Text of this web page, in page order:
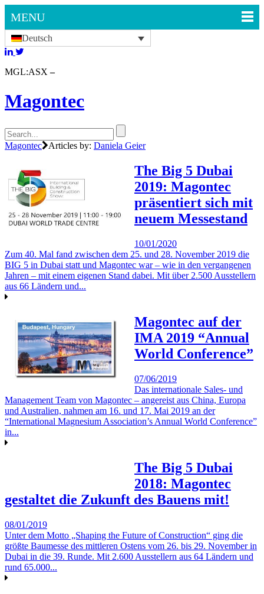
MENU
Deutsch
MGL:ASX
Magontec
Magontec Articles by: Daniela Geier
The Big 5 Dubai
2019: Magontec
präsentiert sich mit
neuem Messestand
10/01/2020
Zum 40. Mal fand zwischen dem 25. und 28. November 2019 die
BIG 5 in Dubai statt und Magontec war – wie in den vergangenen
Jahren – mit einem eigenen Stand dabei. Mit über 2.500 Ausstellern
aus 66 Ländern und...
Magontec auf der
IMA 2019 “Annual
World Conference”
07/06/2019
Das internationale Sales- und
Management Team von Magontec – angereist aus China, Europa
und Australien, nahmen am 16. und 17. Mai 2019 an der
“International Magnesium Association’s Annual World Conference”
in...
The Big 5 Dubai
2018: Magontec
gestaltet die Zukunft des Bauens mit!
08/01/2019
Unter dem Motto „Shaping the Future of Construction“ ging die
größte Baumesse des mittleren Ostens vom 26. bis 29. November in
Dubai in die 39. Runde. Mit 2.600 Ausstellern aus 64 Ländern und
rund 65.000...